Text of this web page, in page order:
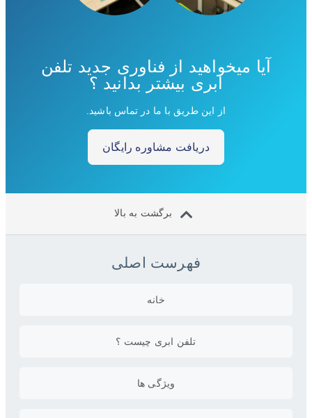
آیا میخواهید از فناوری جدید تلفن
ابری بیشتر بدانید ؟
از این طریق با ما در تماس باشید.
دریافت مشاوره رایگان
برگشت به بالا
فهرست اصلی
خانه
تلفن ابری چیست ؟
ویژگی ها